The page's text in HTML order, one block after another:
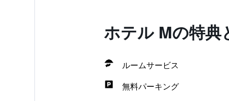
ホテル Mの特典
ルームサービス
無料パーキング